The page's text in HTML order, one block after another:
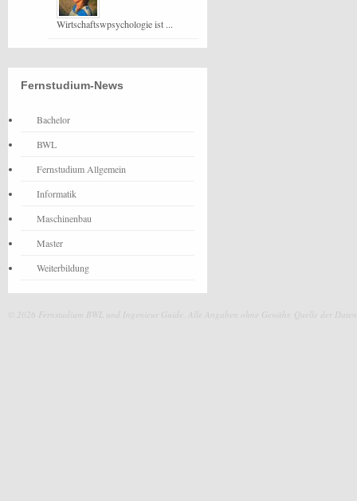
Wirtschaftswpsychologie ist ...
Fernstudium-News
Bachelor
BWL
Fernstudium Allgemein
Informatik
Maschinenbau
Master
Weiterbildung
© 2026 Fernstudium BWL und Ingenieur Guide. Alle Angaben ohne Gewähr. Quelle der